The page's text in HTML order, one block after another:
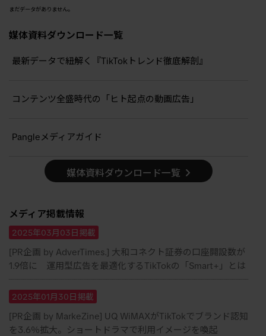
まだデータがありません。
媒体資料ダウンロード一覧
最新データで紐解く『TikTokトレンド徹底解剖』
コンテンツ全盛時代の「ヒト起点の動画広告」
Pangleメディアガイド
媒体資料ダウンロード一覧
メディア掲載情報
2025年03月03日掲載
[PR企画 by AdverTimes.] 大和コネクト証券の口座開設数が
1.9倍に 運用型広告を最適化するTikTokの「Smart+」とは
2025年01月30日掲載
[PR企画 by MarkeZine] UQ WiMAXがTikTokでブランド認知
を3.6％拡大。ショートドラマで利用イメージを喚起